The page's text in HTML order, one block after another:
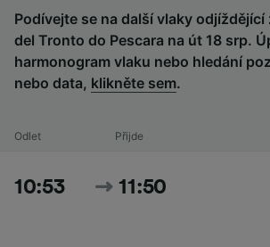
Podívejte se na další vlaky odjíždějící
del Tronto do Pescara na út 18 srp.
harmonogram vlaku nebo hledání
nebo data, klikněte sem.
Odlet Přijde
10:53 11:50